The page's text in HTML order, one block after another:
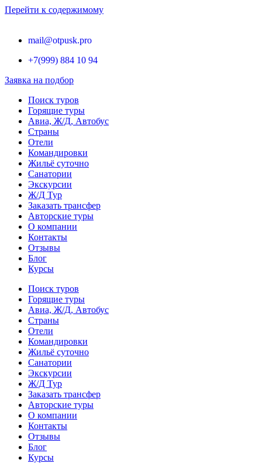
Перейти к содержимому
mail@otpusk.pro
+7(999) 884 10 94
Заявка на подбор
Поиск туров
Горящие туры
Авиа, Ж/Д, Автобус
Страны
Отели
Командировки
Жильё суточно
Санатории
Экскурсии
Ж/Д Тур
Заказать трансфер
Авторские туры
О компании
Контакты
Отзывы
Блог
Курсы
Поиск туров
Горящие туры
Авиа, Ж/Д, Автобус
Страны
Отели
Командировки
Жильё суточно
Санатории
Экскурсии
Ж/Д Тур
Заказать трансфер
Авторские туры
О компании
Контакты
Отзывы
Блог
Курсы